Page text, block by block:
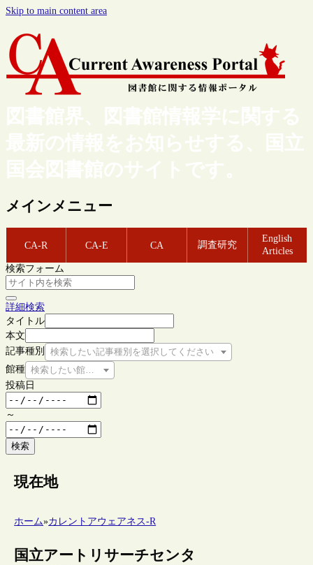
Skip to main content area
図書館界、図書館情報学に関する
最新の情報をお知らせする、国立
国会図書館のサイトです。
メインメニュー
CA-R CA-E CA 調査研究
English
Articles
検索フォーム
詳細検索
タイトル
本文
記事種別
検索したい記事種別を選択してください
館種 検索したい館種を選択してください
投稿日
～
検索
現在地
ホーム»カレントアウェアネス-R
国立アートリサーチセンタ